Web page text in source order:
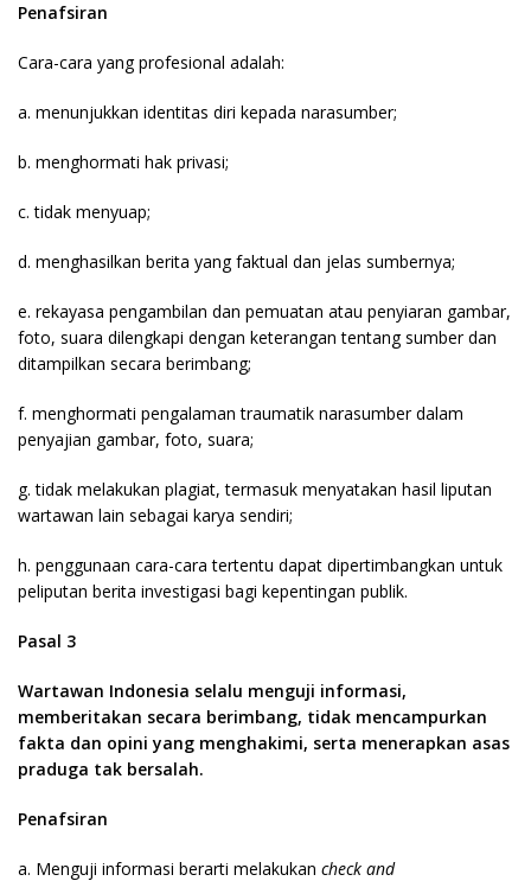
Penafsiran
Cara-cara yang profesional adalah:
a. menunjukkan identitas diri kepada narasumber;
b. menghormati hak privasi;
c. tidak menyuap;
d. menghasilkan berita yang faktual dan jelas sumbernya;
e. rekayasa pengambilan dan pemuatan atau penyiaran gambar,
foto, suara dilengkapi dengan keterangan tentang sumber dan
ditampilkan secara berimbang;
f. menghormati pengalaman traumatik narasumber dalam
penyajian gambar, foto, suara;
g. tidak melakukan plagiat, termasuk menyatakan hasil liputan
wartawan lain sebagai karya sendiri;
h. penggunaan cara-cara tertentu dapat dipertimbangkan untuk
peliputan berita investigasi bagi kepentingan publik.
Pasal 3
Wartawan Indonesia selalu menguji informasi,
memberitakan secara berimbang, tidak mencampurkan
fakta dan opini yang menghakimi, serta menerapkan asas
praduga tak bersalah.
Penafsiran
a. Menguji informasi berarti melakukan check and